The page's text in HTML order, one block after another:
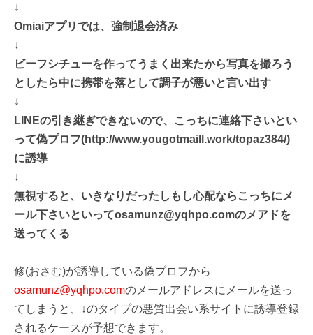
↓
Omiaiアプリでは、強制退会済み
↓
ビーフシチューを作ってうまく出来たから写真を撮ろう
としたら中に携帯を落として調子が悪いと言い出す
↓
LINEの引き継ぎできないので、こっちに連絡下さいとい
って偽プロフ(http://www.yougotmaill.work/topaz384/)
に誘導
↓
無視すると、いきなりだったしもし心配ならこっちにメ
ール下さいといってosamunz@yqhpo.comのメアドを
送ってくる
修(おさむ)が誘導している偽プロフから
osamunz@yqhpo.comのメールアドレスにメールを送っ
てしまうと、↓のタイプの悪質出会い系サイトに誘導登録
されるケースが予想できます。